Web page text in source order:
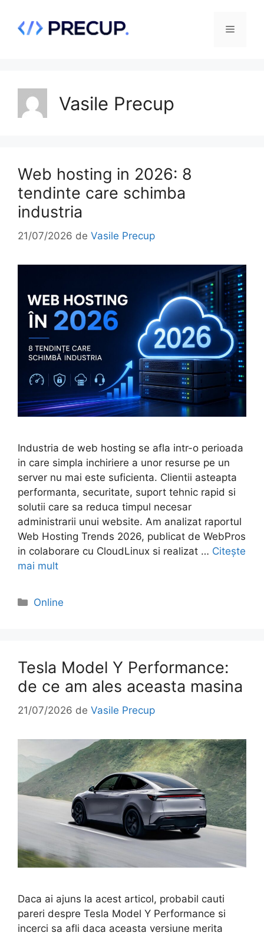
conținut
Meniu
Vasile Precup
Web hosting in 2026: 8
tendinte care schimba
industria
21/07/2026 de Vasile Precup
Industria de web hosting se afla intr-o perioada
in care simpla inchiriere a unor resurse pe un
server nu mai este suficienta. Clientii asteapta
performanta, securitate, suport tehnic rapid si
solutii care sa reduca timpul necesar
administrarii unui website. Am analizat raportul
Web Hosting Trends 2026, publicat de WebPros
in colaborare cu CloudLinux si realizat … Citește
mai mult
Categorii
Online
Tesla Model Y Performance:
de ce am ales aceasta masina
21/07/2026 de Vasile Precup
Daca ai ajuns la acest articol, probabil cauti
pareri despre Tesla Model Y Performance si
incerci sa afli daca aceasta versiune merita